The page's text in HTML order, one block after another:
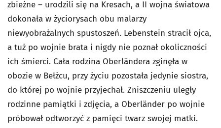
zbieżne – urodzili się na Kresach, a II wojna światowa
dokonała w życiorysach obu malarzy
niewyobrażalnych spustoszeń. Lebenstein stracił ojca,
a tuż po wojnie brata i nigdy nie poznał okoliczności
ich śmierci. Cała rodzina Oberländera zginęła w
obozie w Bełżcu, przy życiu pozostała jedynie siostra,
do której po wojnie przyjechał. Zniszczeniu uległy
rodzinne pamiątki i zdjęcia, a Oberländer po wojnie
próbował odtworzyć z pamięci twarz swojej matki.